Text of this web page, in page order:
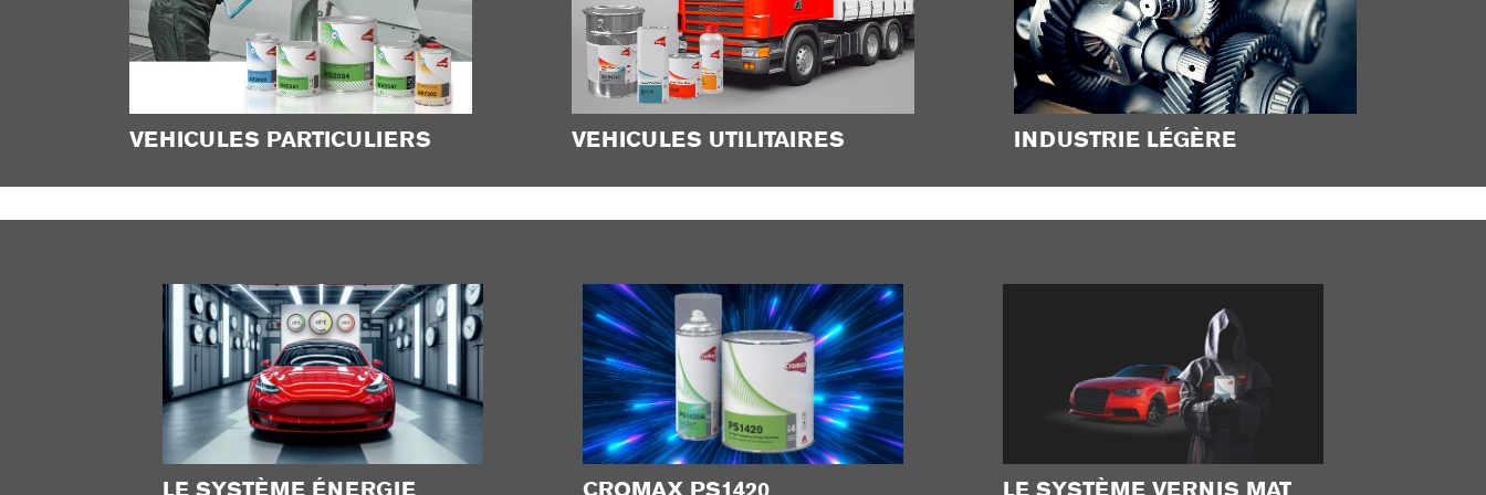
VEHICULES PARTICULIERS VEHICULES UTILITAIRES INDUSTRIE LÉGÈRE
LE SYSTÈME ÉNERGIE CROMAX PS1420 LE SYSTÈME VERNIS MAT